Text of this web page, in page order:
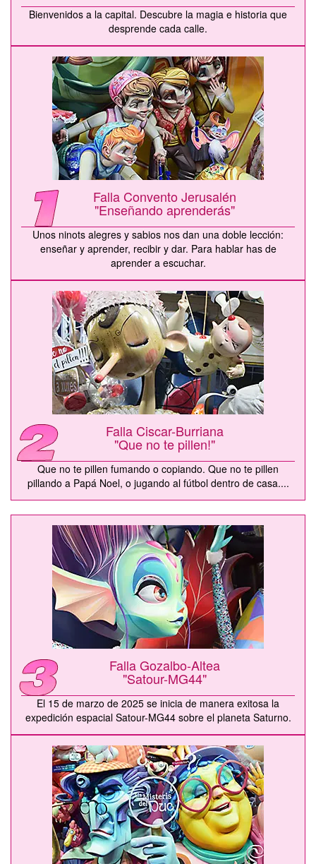
Bienvenidos a la capital. Descubre la magia e historia que
desprende cada calle.
Falla Convento Jerusalén
"Enseñando aprenderás"
Unos ninots alegres y sabios nos dan una doble lección:
enseñar y aprender, recibir y dar. Para hablar has de
aprender a escuchar.
Falla Ciscar-Burriana
"Que no te pillen!"
Que no te pillen fumando o copiando. Que no te pillen
pillando a Papá Noel, o jugando al fútbol dentro de casa....
Falla Gozalbo-Altea
"Satour-MG44"
El 15 de marzo de 2025 se inicia de manera exitosa la
expedición espacial Satour-MG44 sobre el planeta Saturno.